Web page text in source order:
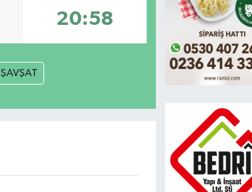
20:58
ŞAVŞAT